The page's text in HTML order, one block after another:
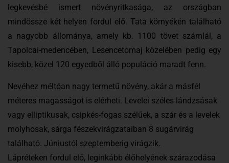
legkevésbé ismert növényritkasága, az országban
mindössze két helyen fordul elő. Tata környékén található
a nagyobb állománya, amely kb. 1100 tövet számlál, a
Tapolcai-medencében, Lesencetomaj közelében pedig egy
kisebb, közel 120 egyedből álló populáció maradt fenn.
Nevéhez méltóan nagy termetű növény, akár a másfél
méteres magasságot is elérheti. Levelei széles lándzsásak
vagy elliptikusak, csipkés-fogas szélűek, a szár és a levelek
molyhosak, sárga fészekvirágzataiban 8 sugárvirág
található. Júniustól szeptemberig virágzik.
Lápréteken fordul elő, leginkább élőhelyének szárazodása